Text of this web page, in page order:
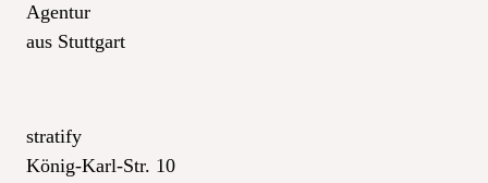
Agentur
aus Stuttgart
stratify
König-Karl-Str. 10